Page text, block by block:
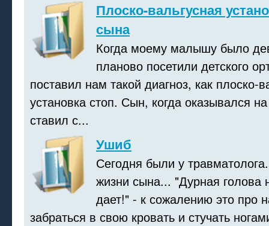
Плоско-вальгусная
сына
Когда моему малышу было
планово посетили детского
поставил нам такой диагноз, как плоско-
установка стоп. Сын, когда оказывался
ставил с...
Ушиб
Сегодня были у
жизни сына... "Дурная голова
дает!" - к сожалению это про
забраться в свою кровать и стучать